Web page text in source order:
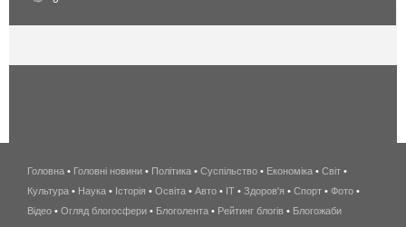
беспроводной
интернет
киев
Головна • Головні новини • Політика • Суспільство • Економіка • Світ •
Культура • Наука • Історія • Освіта • Авто • IT • Здоров'я • Спорт • Фото •
Відео • Огляд блогосфери • Блоголента • Рейтинг блогів • Блогожаби